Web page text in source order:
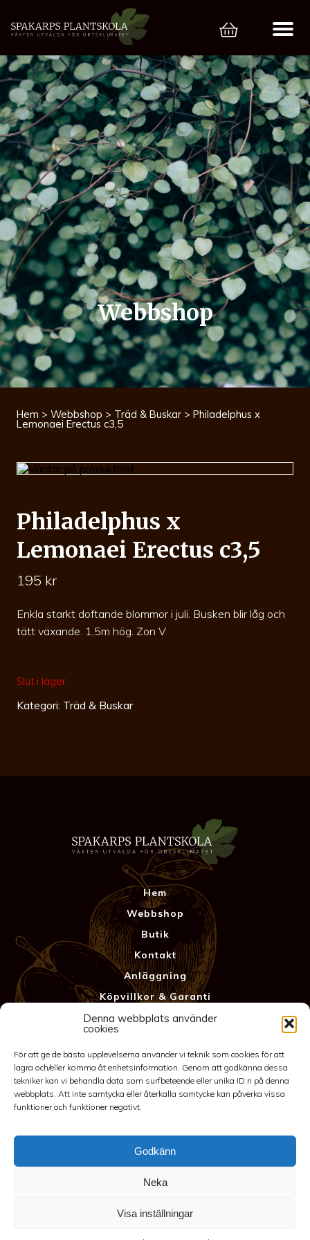
Denna webbplats använder
cookies
För att ge de bästa upplevelserna använder vi teknik som cookies för att
lagra och/eller komma åt enhetsinformation. Genom att godkänna dessa
tekniker kan vi behandla data som surfbeteende eller unika ID:n på denna
webbplats. Att inte samtycka eller återkalla samtycke kan påverka vissa
funktioner och funktioner negativt.
Godkänn
Neka
Visa inställningar
Webbshop
Hem > Webbshop > Träd & Buskar > Philadelphus x
Lemonaei Erectus c3,5
Philadelphus x
Lemonaei Erectus c3,5
195 kr
Enkla starkt doftande blommor i juli. Busken blir låg och
tätt växande. 1,5m hög. Zon V
Slut i lager
Kategori: Träd & Buskar
Hem
Webbshop
Butik
Kontakt
Anläggning
Köpvillkor & Garanti
Integritetspolicy
spakarp@outlook.com